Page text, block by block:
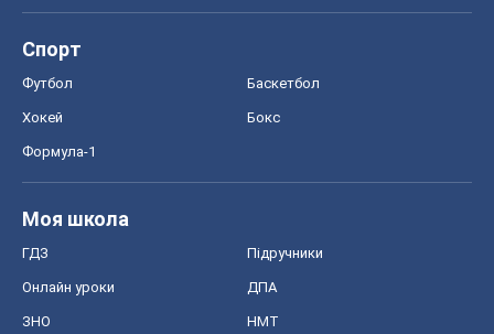
Спорт
Футбол Баскетбол
Хокей Бокс
Формула-1
Моя школа
ГДЗ Підручники
Онлайн уроки ДПА
ЗНО НМТ